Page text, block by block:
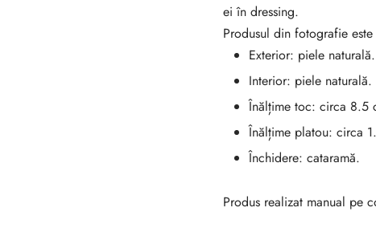
ei în dressing.
Produsul din fotografie
Exterior: piele naturală.
Interior: piele naturală.
Înălțime toc: circa 8.5
Înălțime platou: circa
Închidere: cataramă.
Produs realizat manual pe